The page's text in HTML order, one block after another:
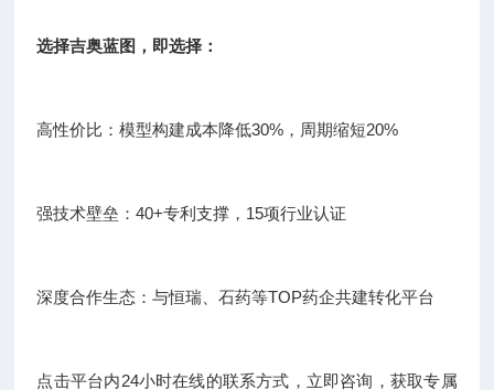
选择吉奥蓝图，即选择：
高性价比：模型构建成本降低30%，周期缩短20%
强技术壁垒：40+专利支撑，15项行业认证
深度合作生态：与恒瑞、石药等TOP药企共建转化平台
点击平台内24小时在线的联系方式，立即咨询，获取专属